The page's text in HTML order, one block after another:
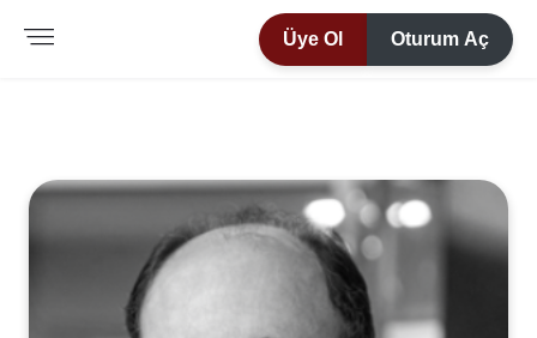
Üye Ol Oturum Aç